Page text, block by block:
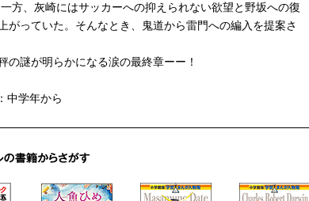
方、灰崎にはサッカーへの抑えられない欲望と野坂への復
がっていた。そんなとき、鬼道から雷門への編入を提案さ
の謎が明らかになる涙の最終章ーー！
中学年から